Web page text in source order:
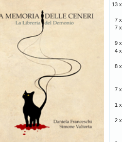
13 x
7 x
7 x
9 x
4 x
8 x
7 x
1 x
2 x